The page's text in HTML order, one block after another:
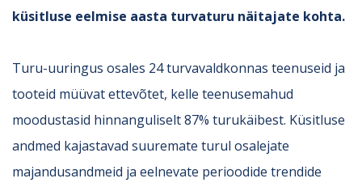
küsitluse eelmise aasta turvaturu näitajate kohta.
Turu-uuringus osales 24 turvavaldkonnas teenuseid ja
tooteid müüvat ettevõtet, kelle teenusemahud
moodustasid hinnanguliselt 87% turukäibest. Küsitluse
andmed kajastavad suuremate turul osalejate
majandusandmeid ja eelnevate perioodide trendide